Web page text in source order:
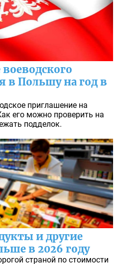
в Польшу на год в
приглашение на
его можно проверить на
подделок.
и другие
в 2026 году
страной по стоимости